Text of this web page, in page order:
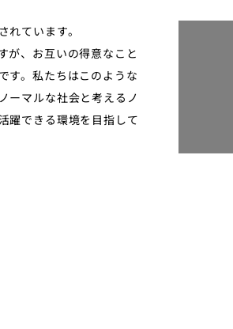
ています。
が、お互いの得意なこと
す。私たちはこのような
ーマルな社会と考えるノ
躍できる環境を目指して